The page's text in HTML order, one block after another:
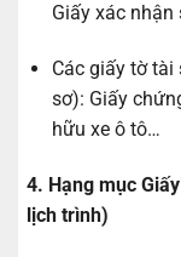
Giấy xác
Các giấy tờ tài
sơ): Giấy
hữu xe ô tô…
4. Hạng mục
lịch trình)